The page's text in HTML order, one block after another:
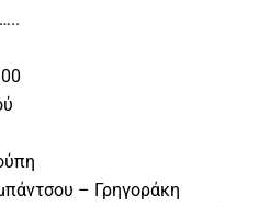
– Γρηγοράκη